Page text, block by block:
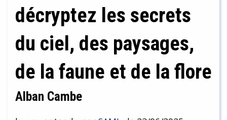
décryptez les secrets
du ciel, des paysages,
de la faune et de la flore
Alban Cambe